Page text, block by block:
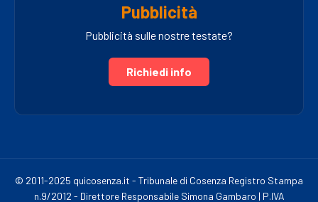
Pubblicità
Pubblicità sulle nostre testate?
Richiedi info
© 2011-2025 quicosenza.it - Tribunale di Cosenza Registro Stampa
n.9/2012 - Direttore Responsabile Simona Gambaro | P.IVA